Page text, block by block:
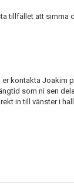
tillfället att simma
kontakta Joakim
som ni sen
in till vänster i